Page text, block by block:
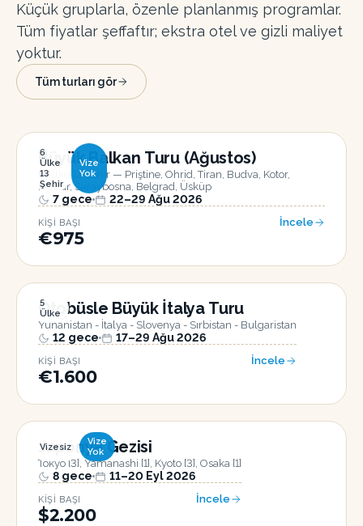
Küçük gruplarla, özenle planlanmış programlar.
Tüm fiyatlar şeffaftır; ekstra otel ve gizli maliyet
yoktur.
Tüm turları gör
6
Ülke
13
Şehir
Vize
Yok
Büyük Balkan Turu (Ağustos)
6 Ülke 13 Şehir — Priştine, Ohrid, Tiran, Budva, Kotor,
Mostar, Saraybosna, Belgrad, Üsküp
7 gece 22–29 Ağu 2026
KIŞI BAŞI
€975
İncele
5
Ülke
Otobüsle Büyük İtalya Turu
Yunanistan - İtalya - Slovenya - Sırbistan - Bulgaristan
12 gece 17–29 Ağu 2026
KIŞI BAŞI
€1.600
İncele
Vizesiz
Vize
Yok
Japonya Gezisi
Tokyo [3], Yamanashi [1], Kyoto [3], Osaka [1]
8 gece 11–20 Eyl 2026
KIŞI BAŞI
$2.200
İncele